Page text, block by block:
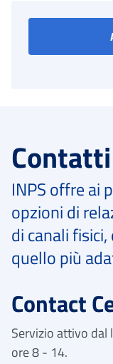
INPS offre ai
opzioni di
di canali
quello più
Contact
Servizio attivo dal
ore 8 - 14.